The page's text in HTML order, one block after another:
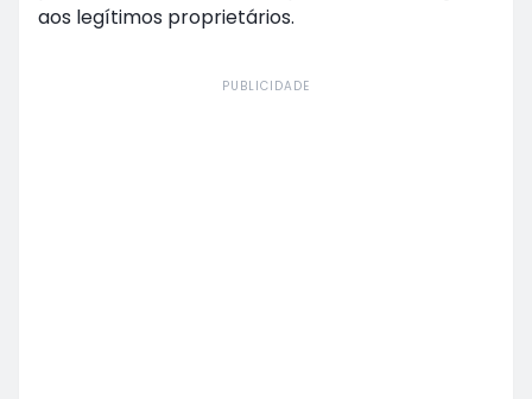
aos legítimos proprietários.
PUBLICIDADE